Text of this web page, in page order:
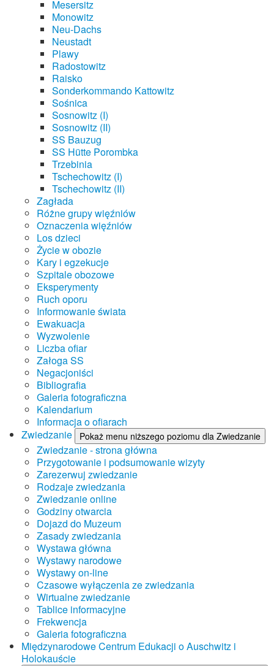
Mesersitz
Monowitz
Neu-Dachs
Neustadt
Plawy
Radostowitz
Raisko
Sonderkommando Kattowitz
Sośnica
Sosnowitz (I)
Sosnowitz (II)
SS Bauzug
SS Hütte Porombka
Trzebinia
Tschechowitz (I)
Tschechowitz (II)
Zagłada
Różne grupy więźniów
Oznaczenia więźniów
Los dzieci
Życie w obozie
Kary i egzekucje
Szpitale obozowe
Eksperymenty
Ruch oporu
Informowanie świata
Ewakuacja
Wyzwolenie
Liczba ofiar
Załoga SS
Negacjoniści
Bibliografia
Galeria fotograficzna
Kalendarium
Informacja o ofiarach
Zwiedzanie
Pokaż menu niższego poziomu dla Zwiedzanie
Zwiedzanie - strona główna
Przygotowanie i podsumowanie wizyty
Zarezerwuj zwiedzanie
Rodzaje zwiedzania
Zwiedzanie online
Godziny otwarcia
Dojazd do Muzeum
Zasady zwiedzania
Wystawa główna
Wystawy narodowe
Wystawy on-line
Czasowe wyłączenia ze zwiedzania
Wirtualne zwiedzanie
Tablice informacyjne
Frekwencja
Galeria fotograficzna
Międzynarodowe Centrum Edukacji o Auschwitz i
Holokauście